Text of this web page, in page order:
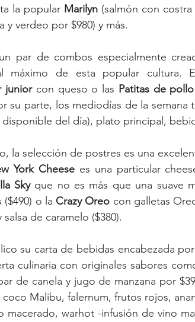
la popular Marilyn (salmón con
y verdeo por $980) y más.
par de combos especialmente
máximo de esta popular cultura.
junior con queso o las Patitas de pollo
su parte, los mediodías de la semana
del día), plato principal,
la selección de postres es una
York Cheese es una particular
Sky que no es más que una suave
o la Crazy Oreo con galletas
de caramelo ($380).
su carta de bebidas encabezada
culinaria con originales sabores
de canela y jugo de manzana por
macerado, warhot -infusión de vino